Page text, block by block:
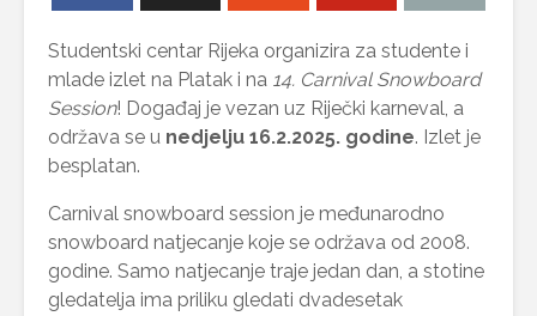
Studentski centar Rijeka organizira za studente i
mlade izlet na Platak i na 14. Carnival Snowboard
Session! Događaj je vezan uz Riječki karneval, a
održava se u nedjelju 16.2.2025. godine. Izlet je
besplatan.
Carnival snowboard session je međunarodno
snowboard natjecanje koje se održava od 2008.
godine. Samo natjecanje traje jedan dan, a stotine
gledatelja ima priliku gledati dvadesetak